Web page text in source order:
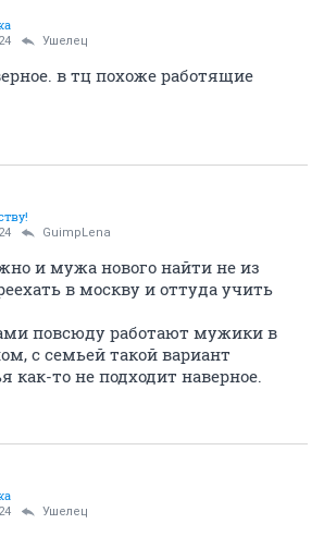
Ушелец
в тц похоже работящие
GuimpLena
и мужа нового найти не из
в москву и оттуда учить
повсюду работают мужики в
с семьей такой вариант
как-то не подходит наверное.
Ушелец